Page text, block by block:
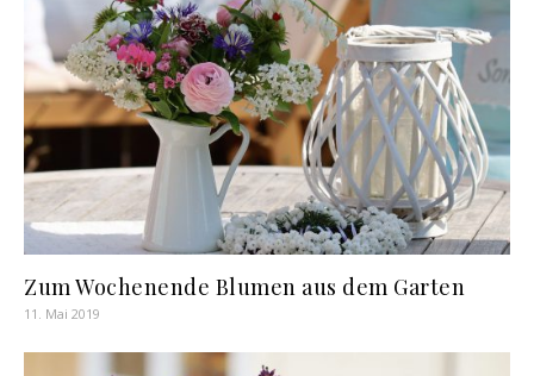
Zum Wochenende Blumen aus dem Garten
11. Mai 2019